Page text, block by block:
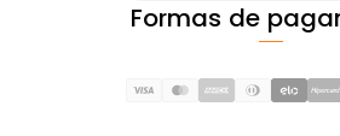
Formas de